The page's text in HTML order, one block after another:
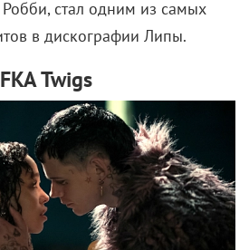
стал одним из самых
в дискографии Липы.
FKATwigs